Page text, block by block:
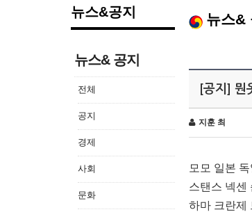
뉴스&공지
뉴스& 공지
전체
공지
경제
사회
문화
뉴스&
[공지] 뭔
지훈 최
모모 일본
스탠스 넥센
하마 크란제